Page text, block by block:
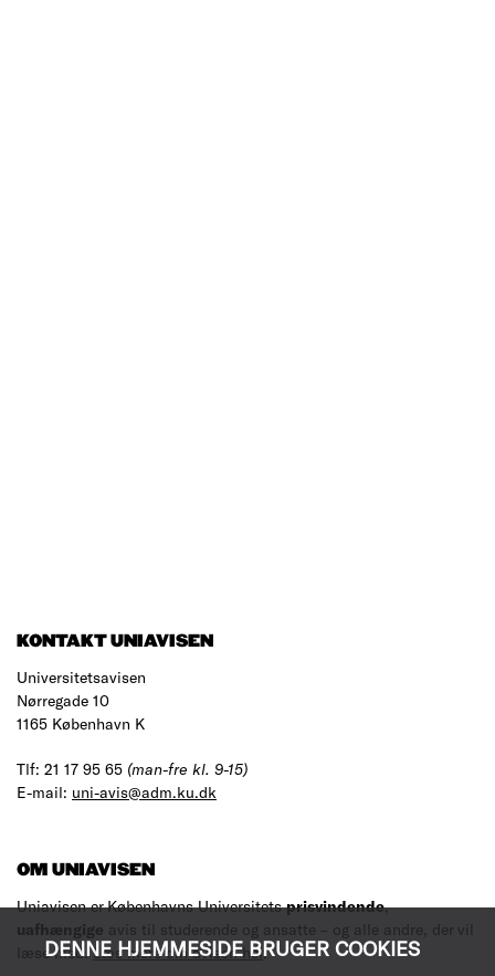
DENNE HJEMMESIDE BRUGER COOKIES
KONTAKT UNIAVISEN
Universitetsavisen
Nørregade 10
1165 København K
Tlf: 21 17 95 65 (man-fre kl. 9-15)
E-mail: uni-avis@adm.ku.dk
OM UNIAVISEN
Uniavisen er Københavns Universitetsprisvindende,
uafhængige avis til studerende og ansatte – og alle andre, der vil
læse med.Læs mere om avisen her.